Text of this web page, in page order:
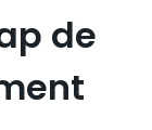
de